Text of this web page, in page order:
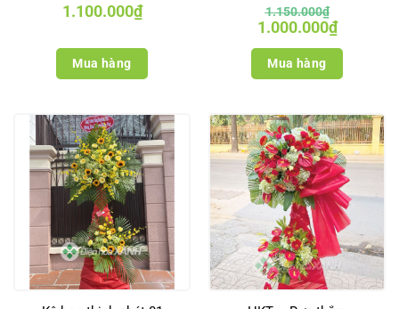
1.100.000₫
Mua hàng
1.150.000₫
Giá
gốc
là:
1.150.000₫.
1.000.000₫Giá
hiện
tại
Mua hàng